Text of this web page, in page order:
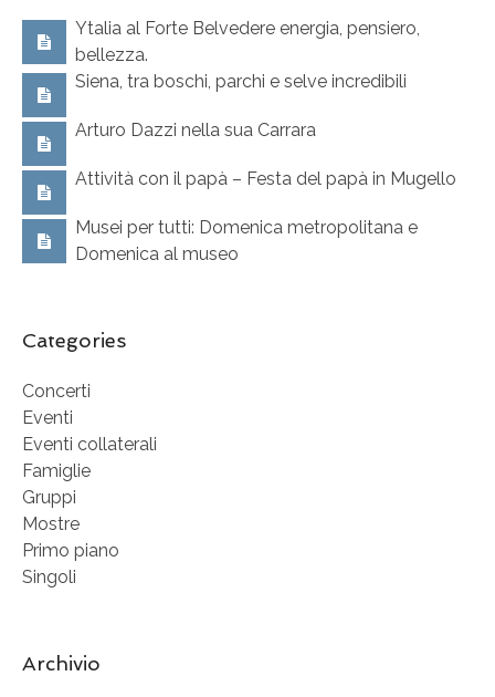
Ytalia al Forte Belvedere energia, pensiero,
bellezza.
Siena, tra boschi, parchi e selve incredibili
Arturo Dazzi nella sua Carrara
Attività con il papà – Festa del papà in Mugello
Musei per tutti: Domenica metropolitana e
Domenica al museo
Categories
Concerti
Eventi
Eventi collaterali
Famiglie
Gruppi
Mostre
Primo piano
Singoli
Archivio